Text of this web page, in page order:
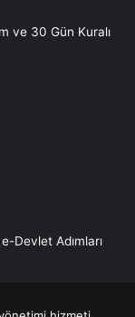
ve 30 Gün Kuralı
Devlet Adımları